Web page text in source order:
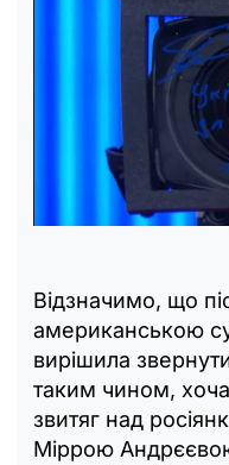
Відзначимо, що
американською
вирішила
таким чином,
звитяг над
Міррою